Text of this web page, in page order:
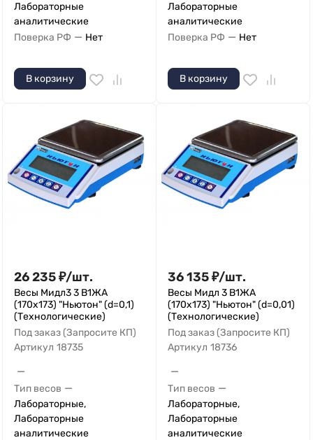
Лабораторные
аналитические
Поверка РФ — Нет
В корзину
Лабораторные
аналитические
Поверка РФ — Нет
В корзину
26 235₽/шт.
Весы Мидл3 3 В1ЖА
(170х173) "Ньютон" (d=0,1)
(Технологические)
Под заказ (Запросите КП)
Артикул 18735
—
Тип весов —
Лабораторные,
Лабораторные
аналитические
36 135₽/шт.
Весы Мидл 3 В1ЖА
(170х173) "Ньютон" (d=0,01)
(Технологические)
Под заказ (Запросите КП)
Артикул 18736
—
Тип весов —
Лабораторные,
Лабораторные
аналитические